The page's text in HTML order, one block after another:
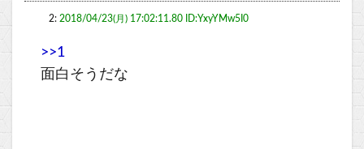
2: 2018/04/23(月) 17:02:11.80 ID:YxyYMw5I0
>>1
面白そうだな